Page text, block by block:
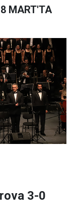
MART'TA
3-0